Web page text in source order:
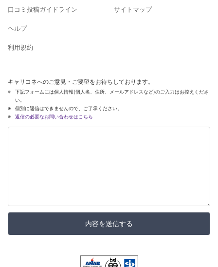
口コミ投稿ガイドライン
ヘルプ
利用規約
サイトマップ
キャリコネへのご意見・ご要望をお待ちしております。
下記フォームには個人情報(個人名、住所、メールアドレスなど)のご入力はお控えくださ
い。
個別に返信はできませんので、ご了承ください。
返信の必要なお問い合わせはこちら
内容を送信する